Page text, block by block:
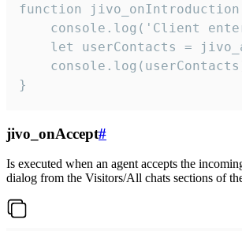
function
console.log('Client
let userContacts =
}
jivo_onAccept#
Is executed when an agent accepts the
dialog from the Visitors/All chats sections of